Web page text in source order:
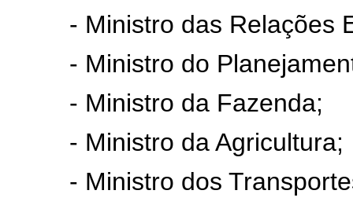
- Ministro das Relações
- Ministro do
- Ministro da Fazenda;
- Ministro da Agricultura;
- Ministro dos